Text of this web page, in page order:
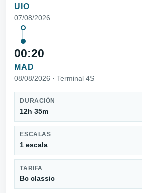
UIO
07/08/2026
00:20
MAD
08/08/2026 · Terminal 4S
DURACIÓN
12h 35m
ESCALAS
1 escala
TARIFA
Bc classic